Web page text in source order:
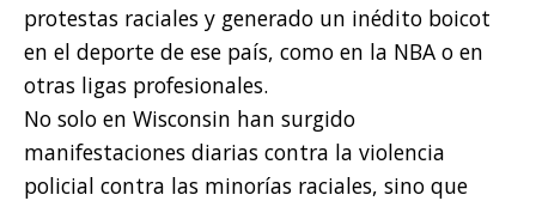
protestas raciales y generado un inédito boicot
en el deporte de ese país, como en la NBA o en
otras ligas profesionales.
No solo en Wisconsin han surgido
manifestaciones diarias contra la violencia
policial contra las minorías raciales, sino que